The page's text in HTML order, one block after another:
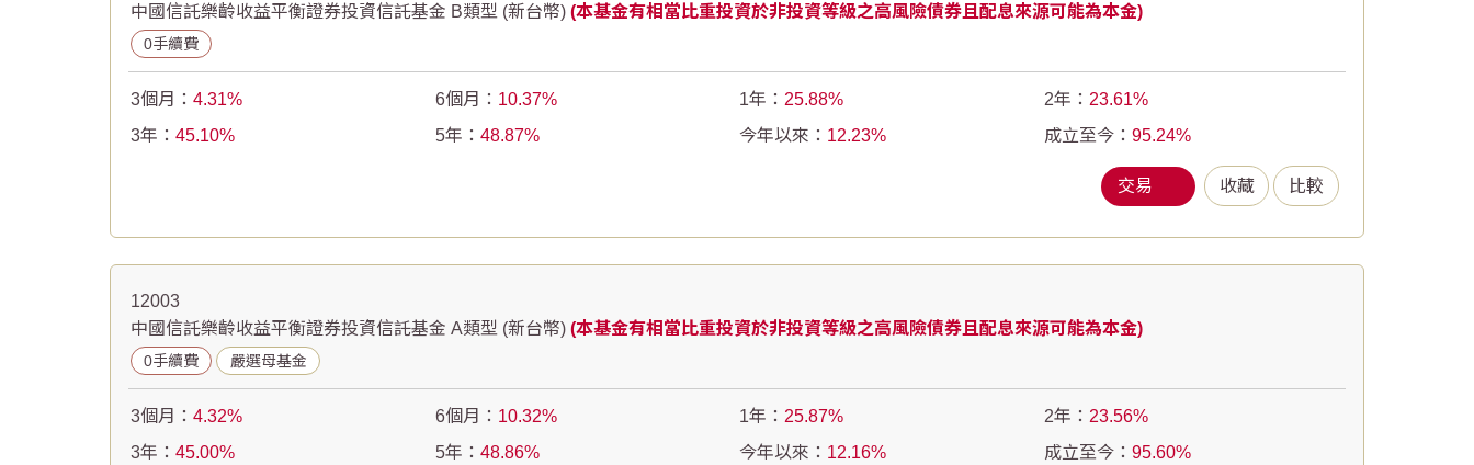
收藏 比較
中國信託樂齡收益平衡證券投資信託基金 B類型 (新台幣) (本基金有相當比重投資於非投資等級之高風險債券且配息來源可能為本金)
0手續費
3個月： 4.31 6個月： 10.37 1年： 25.88 2年： 23.61
3年： 45.10 5年： 48.87 今年以來： 12.23 成立至今： 95.24
交易
12003
中國信託樂齡收益平衡證券投資信託基金 A類型 (新台幣) (本基金有相當比重投資於非投資等級之高風險債券且配息來源可能為本金)
0手續費 嚴選母基金
3個月： 4.32 6個月： 10.32 1年： 25.87 2年： 23.56
3年： 45.00 5年： 48.86 今年以來： 12.16 成立至今： 95.60